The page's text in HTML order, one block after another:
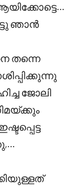
ഞാൻ
തന്നെ
ജോലി